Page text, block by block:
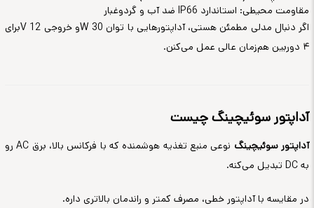
مقاومت محیطی: استاندارد IP66 ضد آب و گردوغبار
اگر دنبال مدلی مطمئن هستی، آداپتورهایی با توان 30 Wو خروجی 12 Vبرای
۴ دوربین هم‌زمان عالی عمل می‌کنن
.
آداپتور سوئیچینگ چیست
آداپتور سوئیچینگ نوعی منبع تغذیه هوشمنده که با فرکانس بالا، برق AC رو
به DC تبدیل می‌کنه.
در مقایسه با آداپتور خطی، مصرف کمتر و راندمان بالاتری داره.